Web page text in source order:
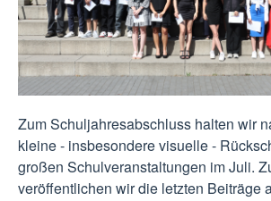
Zum Schuljahresabschluss halten wir
kleine - insbesondere visuelle -
großen Schulveranstaltungen im Juli.
veröffentlichen wir die letzten Beiträge